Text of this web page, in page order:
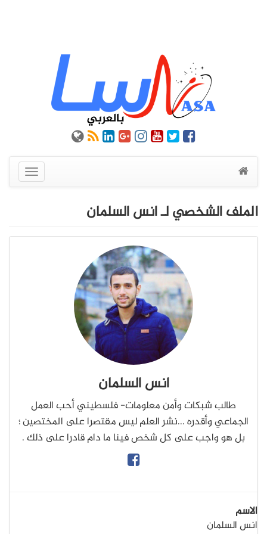
عرض
القائمة
الملف الشخصي لـ انس السلمان
انس السلمان
طالب شبكات وأمن معلومات- فلسطيني أحب العمل
الجماعي وأقدره ...نشر العلم ليس مقتصرا على المختصين ؛
بل هو واجب على كل شخص فينا ما دام قادرا على ذلك .
الاسم
انس السلمان